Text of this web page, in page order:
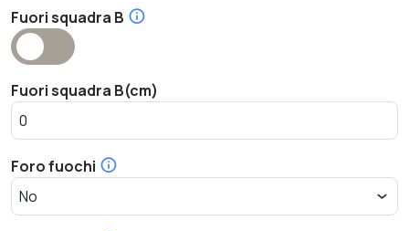
Fuori squadra B
Fuori squadra B(cm)
Foro fuochi